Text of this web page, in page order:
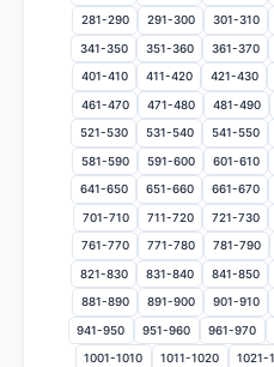
281-290 291-300 301-310
341-350 351-360 361-370
401-410 411-420 421-430
461-470 471-480 481-490
521-530 531-540 541-550
581-590 591-600 601-610
641-650 651-660 661-670
701-710 711-720 721-730
761-770 771-780 781-790
821-830 831-840 841-850
881-890 891-900 901-910
941-950 951-960 961-970
1001-1010 1011-1020 1021-